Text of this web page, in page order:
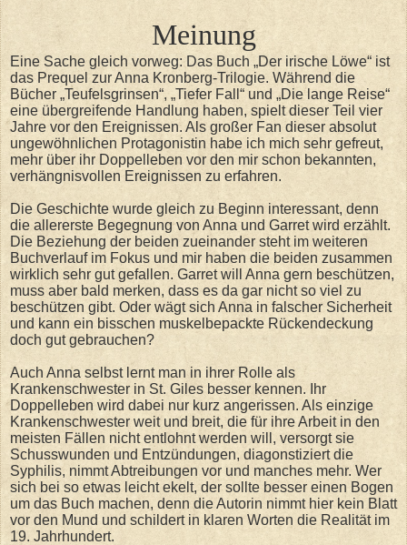
Meinung
Eine Sache gleich vorweg: Das Buch „Der irische Löwe“ ist
das Prequel zur Anna Kronberg-Trilogie. Während die
Bücher „Teufelsgrinsen“, „Tiefer Fall“ und „Die lange Reise“
eine übergreifende Handlung haben, spielt dieser Teil vier
Jahre vor den Ereignissen. Als großer Fan dieser absolut
ungewöhnlichen Protagonistin habe ich mich sehr gefreut,
mehr über ihr Doppelleben vor den mir schon bekannten,
verhängnisvollen Ereignissen zu erfahren.
Die Geschichte wurde gleich zu Beginn interessant, denn
die allererste Begegnung von Anna und Garret wird erzählt.
Die Beziehung der beiden zueinander steht im weiteren
Buchverlauf im Fokus und mir haben die beiden zusammen
wirklich sehr gut gefallen. Garret will Anna gern beschützen,
muss aber bald merken, dass es da gar nicht so viel zu
beschützen gibt. Oder wägt sich Anna in falscher Sicherheit
und kann ein bisschen muskelbepackte Rückendeckung
doch gut gebrauchen?
Auch Anna selbst lernt man in ihrer Rolle als
Krankenschwester in St. Giles besser kennen. Ihr
Doppelleben wird dabei nur kurz angerissen. Als einzige
Krankenschwester weit und breit, die für ihre Arbeit in den
meisten Fällen nicht entlohnt werden will, versorgt sie
Schusswunden und Entzündungen, diagonstiziert die
Syphilis, nimmt Abtreibungen vor und manches mehr. Wer
sich bei so etwas leicht ekelt, der sollte besser einen Bogen
um das Buch machen, denn die Autorin nimmt hier kein Blatt
vor den Mund und schildert in klaren Worten die Realität im
19. Jahrhundert.